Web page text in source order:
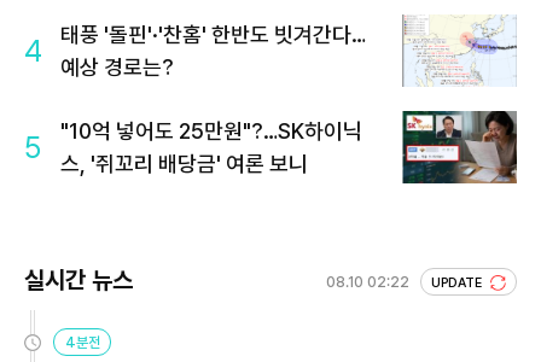
4
태풍 '돌핀'·'찬홈' 한반도 빗겨간다…
예상 경로는?
5
"10억 넣어도 25만원"?…SK하이닉
스, '쥐꼬리 배당금' 여론 보니
실시간 뉴스 08.10 02:22 UPDATE
4분전